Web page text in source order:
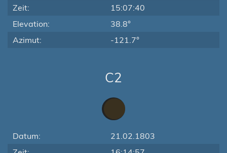
Zeit:
15:07:40
Elevation:
38.8°
Azimut:
-121.7°
C2
Datum:
21.02.1803